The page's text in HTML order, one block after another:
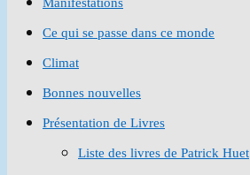
Ce qui se passe dans ce monde
Climat
Bonnes nouvelles
Présentation de Livres
Liste des livres de Patrick Huet